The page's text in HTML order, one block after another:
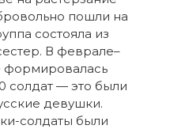
пошли на
состояла из
В феврале–
формировалась
солдат — это были
девушки.
солдаты были